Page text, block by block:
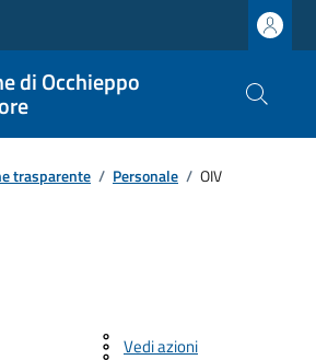
di Occhieppo
trasparente / Personale / OIV
Vedi azioni